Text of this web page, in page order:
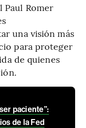
Romer
una visión más
para proteger
de quienes
paciente”:
de la Fed